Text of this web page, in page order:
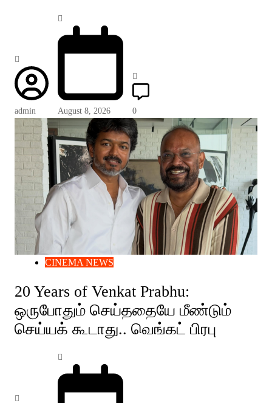
admin August 8, 2026 0
CINEMA NEWS
20 Years of Venkat Prabhu:
ஒருபோதும் செய்ததையே மீண்டும்
செய்யக் கூடாது.. வெங்கட் பிரபு